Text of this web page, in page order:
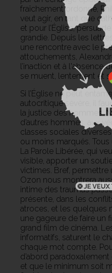
fraîchement ordonné,
veut agir, en tant que
et pour l’Église,
grandie. Depuis les
une rencontre avec le
attouchements,
l’inaction et à l'absence
se muent, lentement et
Si l’Église ne peut
autocritique sévère, il
la justice des hommes.
d’autres hommes, aux
classes sociales
ou moins marqués.
La Parole Libérée, qui
visible, apporter un
victimes. Bref, permettre
Ozon nous montrera
intime des traumas
présente, dans les
atroces, et les quelques
une gageure de faire un
grand film de cinéma.
informatifs, saturent le
chaque mot compte.
d’abord
et que le minimum soit